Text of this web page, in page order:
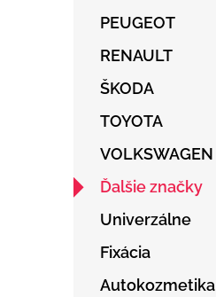
PEUGEOT
RENAULT
ŠKODA
TOYOTA
VOLKSWAGEN
Ďalšie značky
Univerzálne
Fixácia
Autokozmetika